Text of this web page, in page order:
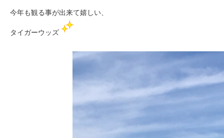
今年も観る事が出来て嬉しい、
タイガーウッズ